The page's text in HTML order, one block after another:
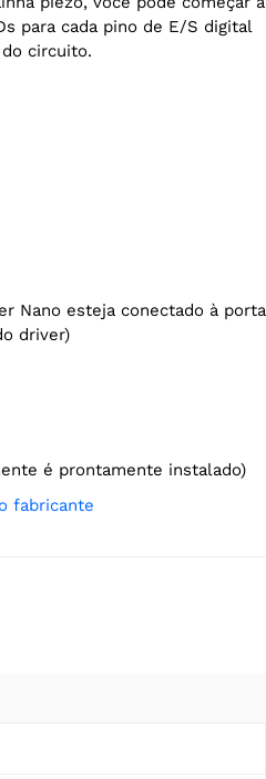
para cada pino de E/S digital
circuito.
driver)
é prontamente instalado)
fabricante